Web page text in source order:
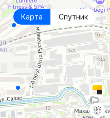
Карта Спутник